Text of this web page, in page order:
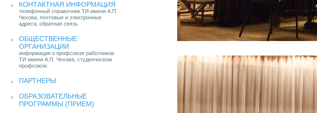
КОНТАКТНАЯ ИНФОРМАЦИЯ
телефонный справочник ТИ имени А.П.
Чехова, почтовые и электронные
адреса, обратная связь
ОБЩЕСТВЕННЫЕ
ОРГАНИЗАЦИИ
информация о профсоюзе работников
ТИ имени А.П. Чехова, студенческом
профсоюзе
ПАРТНЕРЫ
ОБРАЗОВАТЕЛЬНЫЕ
ПРОГРАММЫ (ПРИЕМ)